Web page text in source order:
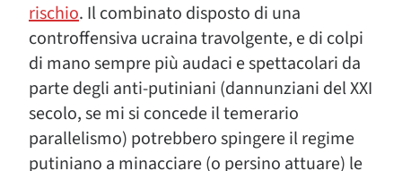
rischio. Il combinato disposto di una
controffensiva ucraina travolgente, e di colpi
di mano sempre più audaci e spettacolari da
parte degli anti-putiniani (dannunziani del XXI
secolo, se mi si concede il temerario
parallelismo) potrebbero spingere il regime
putiniano a minacciare (o persino attuare) le